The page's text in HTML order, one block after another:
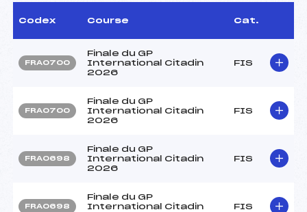
Codex Course Cat.
FRA0700
Finale du GP
International Citadin
2026
FIS
FRA0700
Finale du GP
International Citadin
2026
FIS
FRA0698
Finale du GP
International Citadin
2026
FIS
FRA0698
Finale du GP
International Citadin
FIS